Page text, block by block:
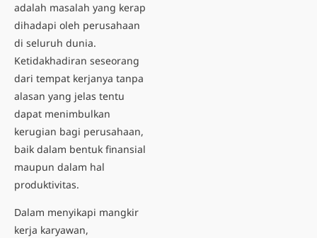
adalah masalah yang kerap
dihadapi oleh perusahaan
di seluruh dunia.
Ketidakhadiran seseorang
dari tempat kerjanya tanpa
alasan yang jelas tentu
dapat menimbulkan
kerugian bagi perusahaan,
baik dalam bentuk finansial
maupun dalam hal
produktivitas.
Dalam menyikapi mangkir
kerja karyawan,